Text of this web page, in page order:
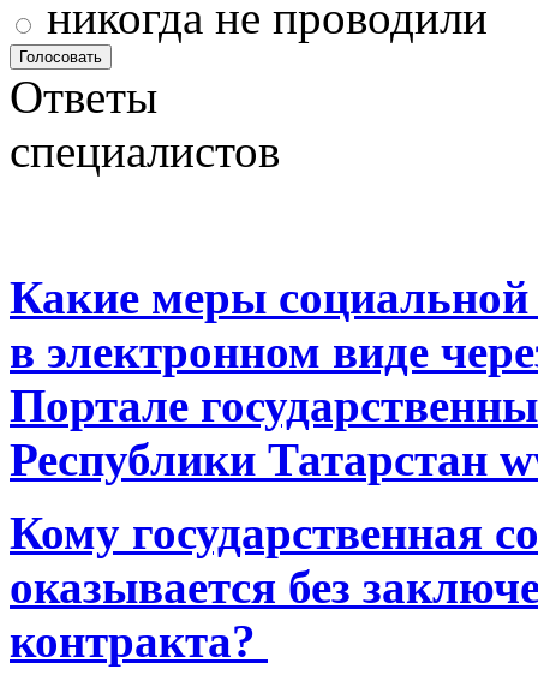
никогда не проводили
Ответы
специалистов
Какие меры
в электронном виде
Портале
Республики Татарстан
Кому государственная
оказывается без
контракта?